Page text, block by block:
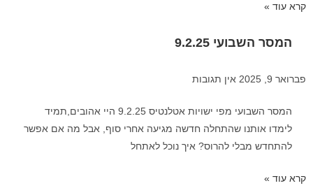
קרא עוד »
המסר השבועי 9.2.25
פברואר 9, 2025 אין תגובות
המסר השבועי מפי ישויות אטלנטיס 9.2.25 היי אהובים,תמיד
לימדו אותנו שהתחלה חדשה מגיעה אחרי סוף, אבל מה אם אפשר
להתחדש מבלי להרוס? איך נוכל לאתחל
קרא עוד »